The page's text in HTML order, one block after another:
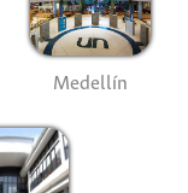
Medellín